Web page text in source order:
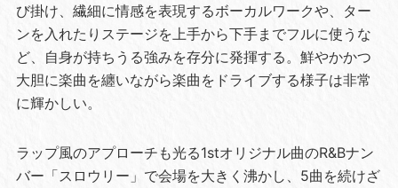
び掛け、繊細に情感を表現するボーカルワークや、ター
ンを入れたりステージを上手から下手までフルに使うな
ど、自身が持ちうる強みを存分に発揮する。鮮やかかつ
大胆に楽曲を纏いながら楽曲をドライブする様子は非常
に輝かしい。
ラップ風のアプローチも光る1stオリジナル曲のR&Bナン
バー「スロウリー」で会場を大きく沸かし、5曲を続けざ